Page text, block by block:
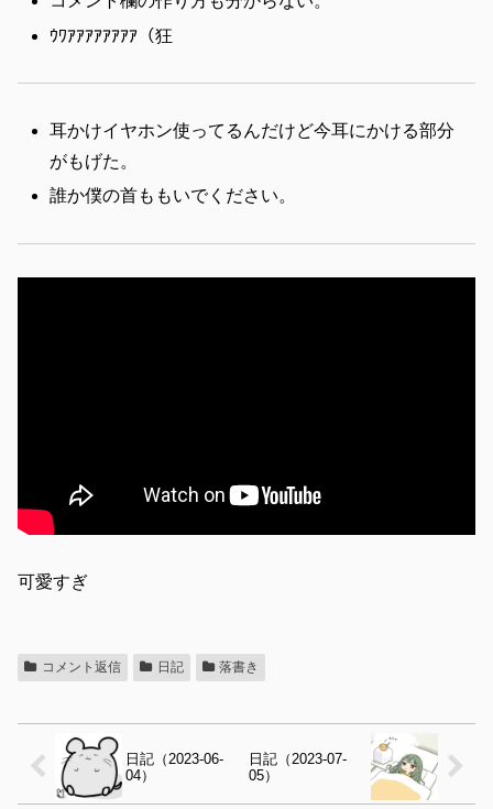
ｳﾜｱｱｱｱｱｱｱｱ（狂
耳かけイヤホン使ってるんだけど今耳にかける部分
がもげた。
誰か僕の首ももいでください。
可愛すぎ
コメント返信 日記 落書き
日記（2023-06-
04）
日記（2023-07-
05）